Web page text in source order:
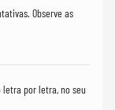
Observe as
por letra, no seu